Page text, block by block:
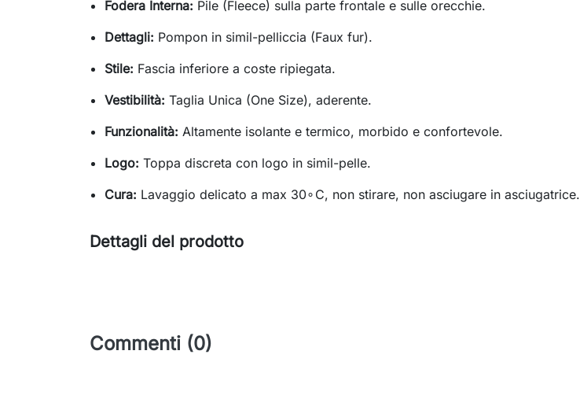
Fodera Interna: Pile (Fleece) sulla parte frontale e sulle orecchie.
Dettagli: Pompon in simil-pelliccia (Faux fur).
Stile: Fascia inferiore a coste ripiegata.
Vestibilità: Taglia Unica (One Size), aderente.
Funzionalità: Altamente isolante e termico, morbido e confortevole.
Logo: Toppa discreta con logo in simil-pelle.
Cura: Lavaggio delicato a max 30∘ C, non stirare, non asciugare in asciugatrice.
Dettagli del prodotto
Commenti (0)